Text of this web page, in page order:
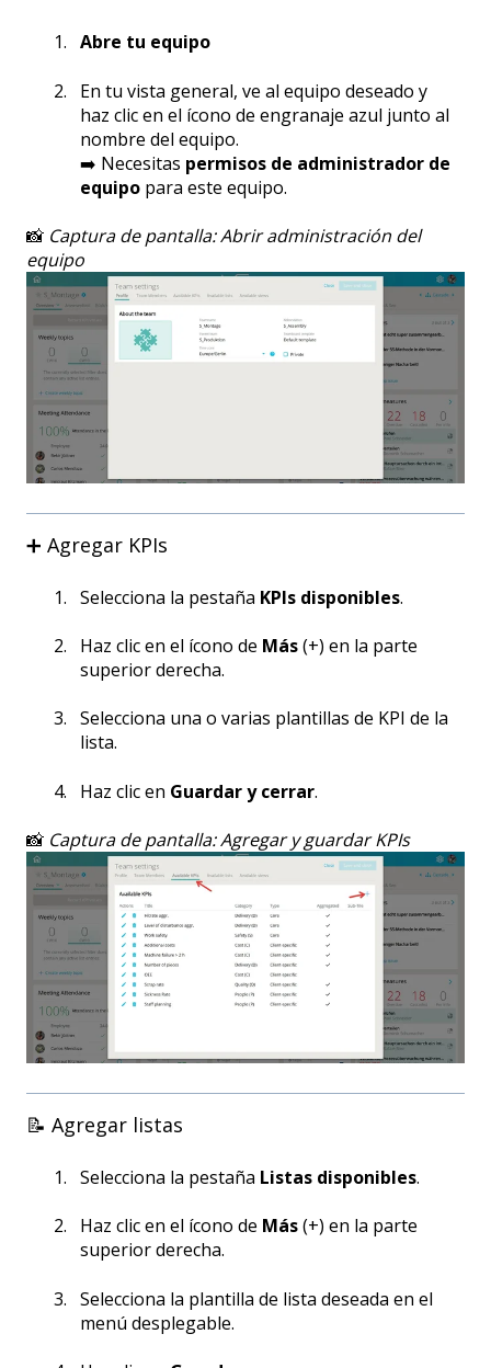
Abre tu equipo
En tu vista general, ve al equipo deseado y
haz clic en el ícono de engranaje azul junto al
nombre del equipo.
➡️ Necesitas permisos de administrador de
equipo para este equipo.
📸 Captura de pantalla: Abrir administración del
equipo
➕ Agregar KPIs
Selecciona la pestaña KPIs disponibles.
Haz clic en el ícono de Más(+) en la parte
superior derecha.
Selecciona una o varias plantillas de KPI de la
lista.
Haz clic en Guardar y cerrar.
📸 Captura de pantalla: Agregar y guardar KPIs
📝 Agregar listas
Selecciona la pestaña Listas disponibles.
Haz clic en el ícono de Más(+) en la parte
superior derecha.
Selecciona la plantilla de lista deseada en el
menú desplegable.